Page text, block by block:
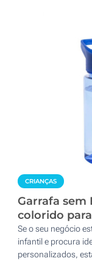
CRIANÇAS
Garrafa sem
colorido
Se o seu negócio
infantil e procura
personalizados,